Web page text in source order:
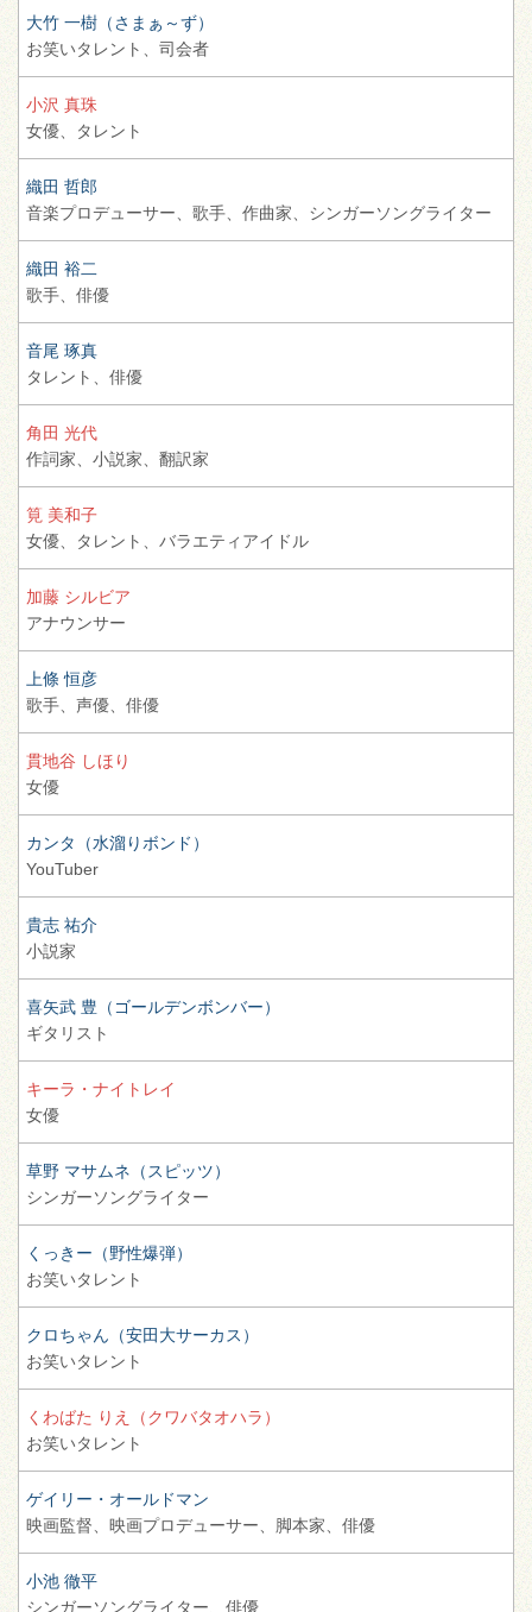
大竹 一樹（さまぁ～ず）
お笑いタレント、 司会者
小沢 真珠
女優、
タレント
織田 哲郎
音楽プロデューサー、 歌手、 作曲家、 シンガーソングライター
織田 裕二
歌手、 俳優
音尾 琢真
タレント、 俳優
角田 光代
作詞家、 小説家、 翻訳家
筧 美和子
女優、
タレント、 バラエティアイドル
加藤 シルビア
アナウンサー
上條 恒彦
歌手、 声優、 俳優
貫地谷 しほり
女優
カンタ（水溜りボンド）
YouTuber
貴志 祐介
小説家
喜矢武 豊（ゴールデンボンバー）
ギタリスト
キーラ・ナイトレイ
女優
草野 マサムネ（スピッツ）
シンガーソングライター
くっきー（野性爆弾）
お笑いタレント
クロちゃん（安田大サーカス）
お笑いタレント
くわばた りえ（クワバタオハラ）
お笑いタレント
ゲイリー・オールドマン
映画監督、 映画プロデューサー、 脚本家、 俳優
小池 徹平
シンガーソングライター、 俳優